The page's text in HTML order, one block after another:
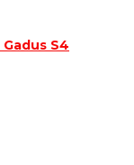
Gadus S4